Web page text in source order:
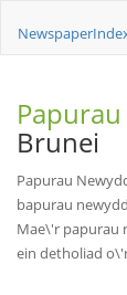
Brunei
Papurau
bapurau
Mae\'r papurau
ein detholiad